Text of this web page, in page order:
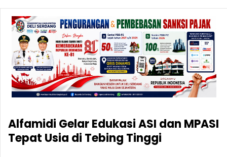
Alfamidi Gelar Edukasi ASI dan MPASI
Tepat Usia di Tebing Tinggi